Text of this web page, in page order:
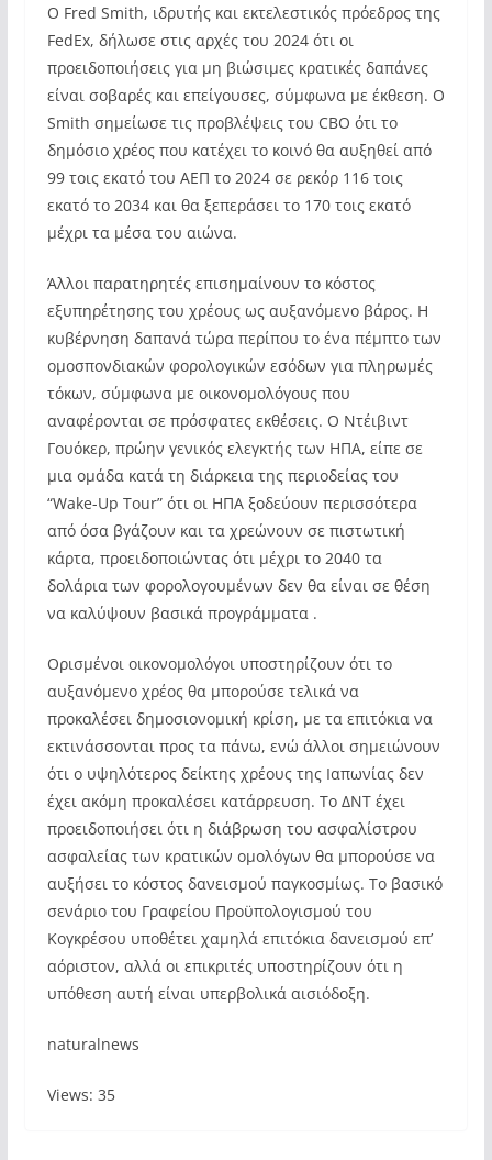
Ο Fred Smith, ιδρυτής και εκτελεστικός πρόεδρος της
FedEx, δήλωσε στις αρχές του 2024 ότι οι
προειδοποιήσεις για μη βιώσιμες κρατικές δαπάνες
είναι σοβαρές και επείγουσες, σύμφωνα με έκθεση. Ο
Smith σημείωσε τις προβλέψεις του CBO ότι το
δημόσιο χρέος που κατέχει το κοινό θα αυξηθεί από
99 τοις εκατό του ΑΕΠ το 2024 σε ρεκόρ 116 τοις
εκατό το 2034 και θα ξεπεράσει το 170 τοις εκατό
μέχρι τα μέσα του αιώνα.
Άλλοι παρατηρητές επισημαίνουν το κόστος
εξυπηρέτησης του χρέους ως αυξανόμενο βάρος. Η
κυβέρνηση δαπανά τώρα περίπου το ένα πέμπτο των
ομοσπονδιακών φορολογικών εσόδων για πληρωμές
τόκων, σύμφωνα με οικονομολόγους που
αναφέρονται σε πρόσφατες εκθέσεις. Ο Ντέιβιντ
Γουόκερ, πρώην γενικός ελεγκτής των ΗΠΑ, είπε σε
μια ομάδα κατά τη διάρκεια της περιοδείας του
“Wake-Up Tour” ότι οι ΗΠΑ ξοδεύουν περισσότερα
από όσα βγάζουν και τα χρεώνουν σε πιστωτική
κάρτα, προειδοποιώντας ότι μέχρι το 2040 τα
δολάρια των φορολογουμένων δεν θα είναι σε θέση
να καλύψουν βασικά προγράμματα .
Ορισμένοι οικονομολόγοι υποστηρίζουν ότι το
αυξανόμενο χρέος θα μπορούσε τελικά να
προκαλέσει δημοσιονομική κρίση, με τα επιτόκια να
εκτινάσσονται προς τα πάνω, ενώ άλλοι σημειώνουν
ότι ο υψηλότερος δείκτης χρέους της Ιαπωνίας δεν
έχει ακόμη προκαλέσει κατάρρευση. Το ΔΝΤ έχει
προειδοποιήσει ότι η διάβρωση του ασφαλίστρου
ασφαλείας των κρατικών ομολόγων θα μπορούσε να
αυξήσει το κόστος δανεισμού παγκοσμίως. Το βασικό
σενάριο του Γραφείου Προϋπολογισμού του
Κογκρέσου υποθέτει χαμηλά επιτόκια δανεισμού επ’
αόριστον, αλλά οι επικριτές υποστηρίζουν ότι η
υπόθεση αυτή είναι υπερβολικά αισιόδοξη.
naturalnews
Views: 35